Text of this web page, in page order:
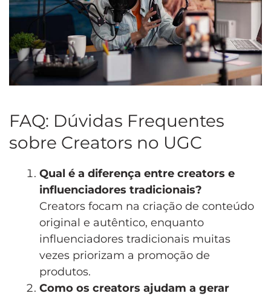
FAQ: Dúvidas Frequentes
sobre Creators no UGC
Qual é a diferença entre creators e
influenciadores tradicionais?
Creators focam na criação de conteúdo
original e autêntico, enquanto
influenciadores tradicionais muitas
vezes priorizam a promoção de
produtos.
Como os creators ajudam a gerar